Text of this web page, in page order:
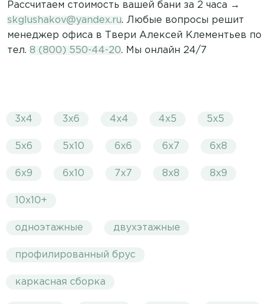
Рассчитаем стоимость вашей бани за 2 часа →
skglushakov@yandex.ru. Любые вопросы решит
менеджер офиса в Твери Алексей Клементьев по
тел. 8 (800) 550-44-20. Мы онлайн 24/7
3х4 3х6 4х4 4х5 5х5
5х6 5х10 6х6 6х7 6х8
6х9 6х10 7х7 8х8 8х9
10х10+
одноэтажные двухэтажные
профилированный брус
каркасная сборка